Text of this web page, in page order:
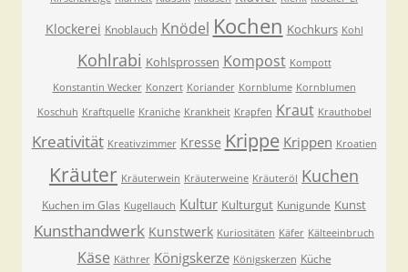
Klockerei Knoblauch Knödel Kochen Kochkurs Kohl
Kohlrabi Kohlsprossen Kompost Kompott
Konstantin Wecker Konzert Koriander Kornblume Kornblumen
Koschuh Kraftquelle Kraniche Krankheit Krapfen Kraut Krauthobel
Kreativität Kreativzimmer Kresse Krippe Krippen Kroatien
Kräuter Kräuterwein Kräuterweine Kräuteröl Kuchen
Kuchen im Glas Kugellauch Kultur Kulturgut Kunigunde Kunst
Kunsthandwerk Kunstwerk Kuriositäten Käfer Kälteeinbruch
Käse Käthrer Königskerze Königskerzen Küche